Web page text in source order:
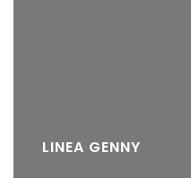
LINEA GENNY